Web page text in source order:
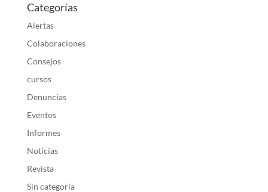
Categorías
Alertas
Colaboraciones
Consejos
cursos
Denuncias
Eventos
Informes
Noticias
Revista
Sin categoría